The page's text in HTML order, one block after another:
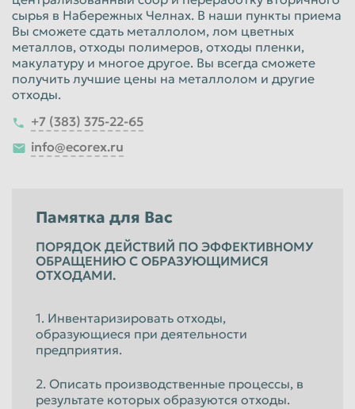
сырья в Набережных Челнах. В наши пункты приема
Вы сможете сдать металлолом, лом цветных
металлов, отходы полимеров, отходы пленки,
макулатуру и многое другое. Вы всегда сможете
получить лучшие цены на металлолом и другие
отходы.
+7 (383) 375-22-65
info@ecorex.ru
Памятка для Вас
ПОРЯДОК ДЕЙСТВИЙ ПО ЭФФЕКТИВНОМУ
ОБРАЩЕНИЮ С ОБРАЗУЮЩИМИСЯ
ОТХОДАМИ.
1. Инвентаризировать отходы,
образующиеся при деятельности
предприятия.
2. Описать производственные процессы, в
результате которых образуются отходы.